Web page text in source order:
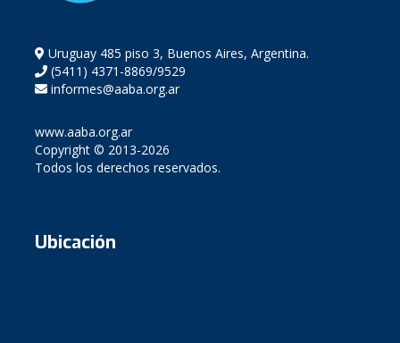
Uruguay 485 piso 3, Buenos Aires, Argentina.
(5411) 4371-8869/9529
informes@aaba.org.ar
www.aaba.org.ar
Copyright © 2013-2026
Todos los derechos reservados.
Ubicación